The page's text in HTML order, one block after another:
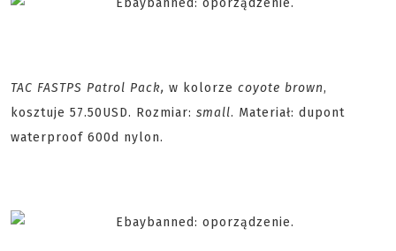
TAC FASTPS Patrol Pack, w kolorze coyote brown,
kosztuje 57.50USD. Rozmiar: small. Materiał: dupont
waterproof 600d nylon.